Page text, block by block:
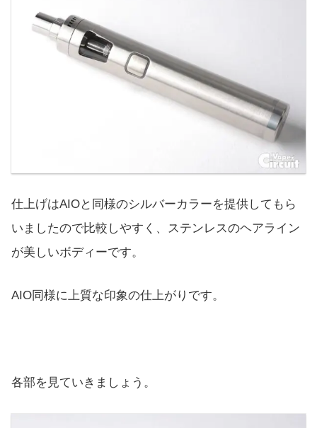
仕上げはAIOと同様のシルバーカラーを提供してもら
いましたので比較しやすく、ステンレスのヘアライン
が美しいボディーです。
AIO同様に上質な印象の仕上がりです。
各部を見ていきましょう。